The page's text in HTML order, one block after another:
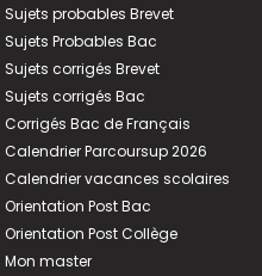
Sujets probables Brevet
Sujets Probables Bac
Sujets corrigés Brevet
Sujets corrigés Bac
Corrigés Bac de Français
Calendrier Parcoursup 2026
Calendrier vacances scolaires
Orientation Post Bac
Orientation Post Collège
Mon master